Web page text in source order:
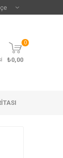
0
₺0,00